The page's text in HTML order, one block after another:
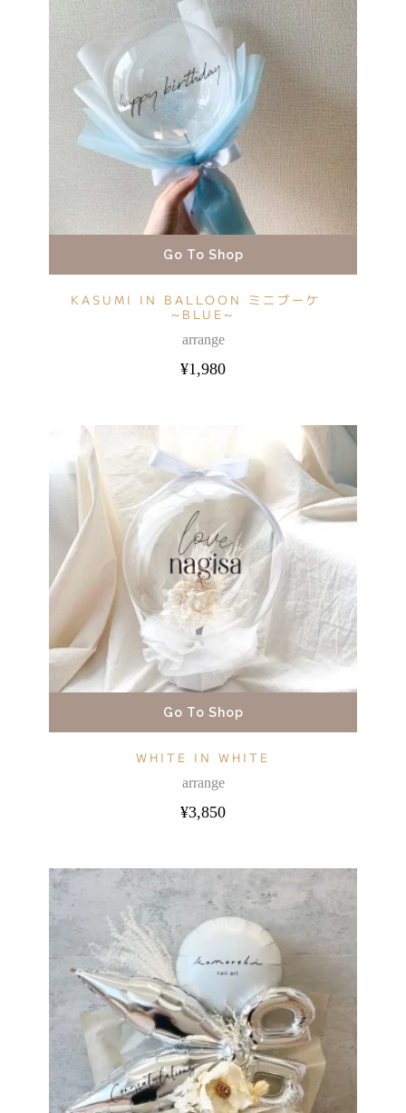
Go To Shop
KASUMI IN BALLOON ミニブーケ
~BLUE~
arrange
¥1,980
Go To Shop
WHITE IN WHITE
arrange
¥3,850